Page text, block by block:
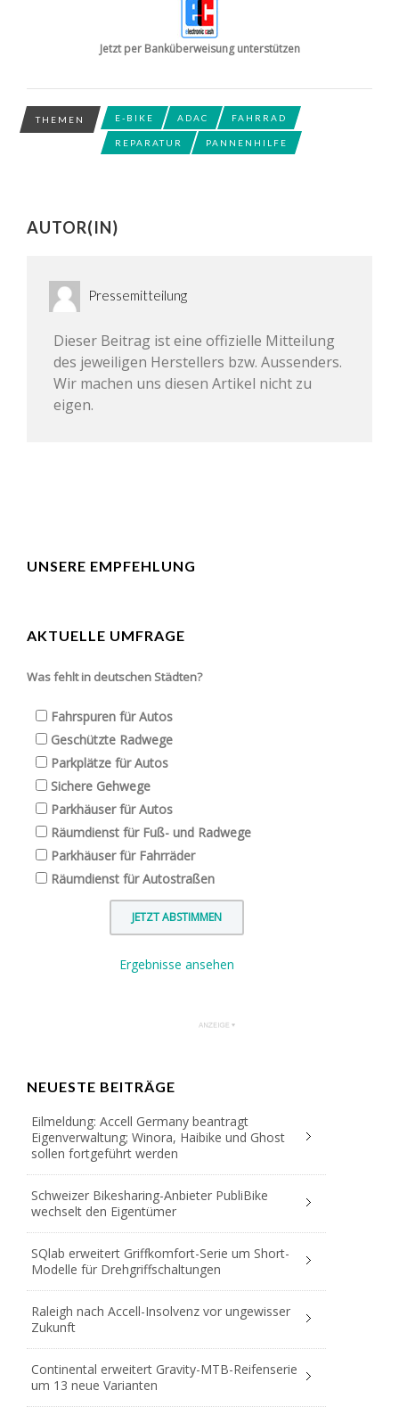
Jetzt per Banküberweisung unterstützen
THEMEN E-BIKE ADAC FAHRRAD
REPARATUR PANNENHILFE
AUTOR(IN)
Pressemitteilung
Dieser Beitrag ist eine offizielle Mitteilung
des jeweiligen Herstellers bzw. Aussenders.
Wir machen uns diesen Artikel nicht zu
eigen.
UNSERE EMPFEHLUNG
AKTUELLE UMFRAGE
Was fehlt in deutschen Städten?
Fahrspuren für Autos
Geschützte Radwege
Parkplätze für Autos
Sichere Gehwege
Parkhäuser für Autos
Räumdienst für Fuß- und Radwege
Parkhäuser für Fahrräder
Räumdienst für Autostraßen
Ergebnisse ansehen
NEUESTE BEITRÄGE
Eilmeldung: Accell Germany beantragt
Eigenverwaltung; Winora, Haibike und Ghost
sollen fortgeführt werden
Schweizer Bikesharing-Anbieter PubliBike
wechselt den Eigentümer
SQlab erweitert Griffkomfort-Serie um Short-
Modelle für Drehgriffschaltungen
Raleigh nach Accell-Insolvenz vor ungewisser
Zukunft
Continental erweitert Gravity-MTB-Reifenserie
um 13 neue Varianten